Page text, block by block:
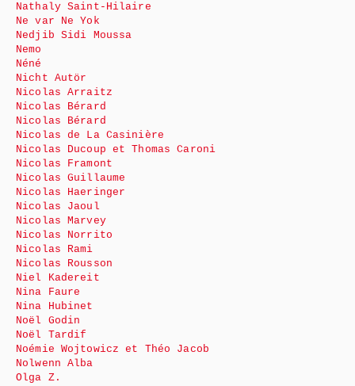
Nathaly Saint-Hilaire
Ne var Ne Yok
Nedjib Sidi Moussa
Nemo
Néné
Nicht Autör
Nicolas Arraitz
Nicolas Bérard
Nicolas Bérard
Nicolas de La Casinière
Nicolas Ducoup et Thomas Caroni
Nicolas Framont
Nicolas Guillaume
Nicolas Haeringer
Nicolas Jaoul
Nicolas Marvey
Nicolas Norrito
Nicolas Rami
Nicolas Rousson
Niel Kadereit
Nina Faure
Nina Hubinet
Noël Godin
Noël Tardif
Noémie Wojtowicz et Théo Jacob
Nolwenn Alba
Olga Z.